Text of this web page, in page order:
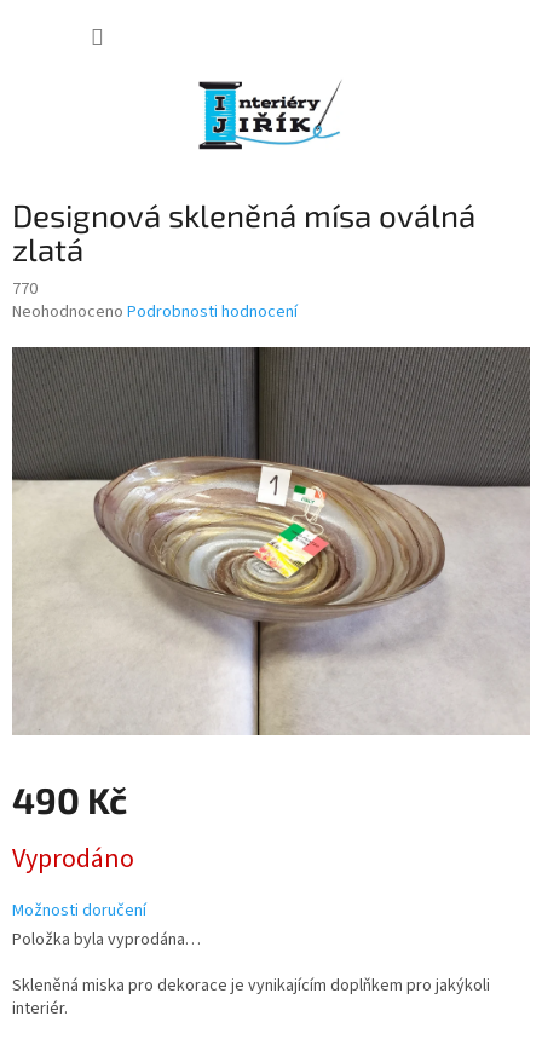
Designová skleněná mísa oválná
zlatá
770
Průměrné
produktu
je
0,0
z
5
hvězdiček.
Neohodnoceno Podrobnosti hodnocení
490 Kč
cena:
Vyprodáno
Možnosti doručení
Položka byla vyprodána…
Skleněná miska pro dekorace je vynikajícím doplňkem pro jakýkoli
interiér.